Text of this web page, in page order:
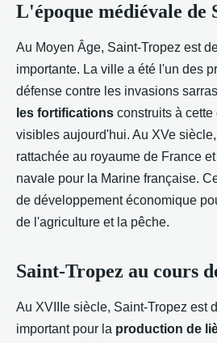
L'époque médiévale de
Au Moyen Âge, Saint-Tropez est
importante. La ville a été l'un des
défense contre les invasions
les fortifications construits à
visibles aujourd'hui. Au XVe
rattachée au royaume de France
navale pour la Marine française.
de développement économique
de l'agriculture et la pêche.
Saint-Tropez au cours
Au XVIIIe siècle, Saint-Tropez est
important pour la production de